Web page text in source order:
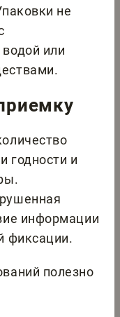
не
или
годности и
информации
фиксации.
полезно